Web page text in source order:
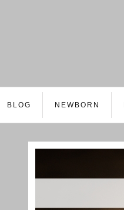
BLOG NEWBORN